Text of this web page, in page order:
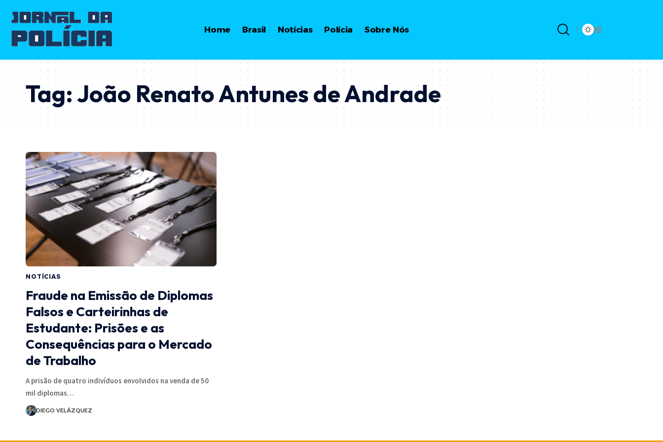
Home Brasil Notícias Polícia Sobre Nós
Tag:João Renato Antunes de Andrade
NOTÍCIAS
Fraude na Emissão de Diplomas
Falsos e Carteirinhas de
Estudante: Prisões e as
Consequências para o Mercado
de Trabalho
A prisão de quatro indivíduos envolvidos na venda de 50
mil diplomas…
DIEGO VELÁZQUEZ